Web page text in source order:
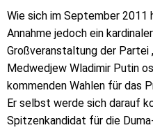
Wie sich im September 2011
Annahme jedoch ein
Großveranstaltung der Partei
Medwedjew Wladimir Putin
kommenden Wahlen für das
Er selbst werde sich darauf
Spitzenkandidat für die